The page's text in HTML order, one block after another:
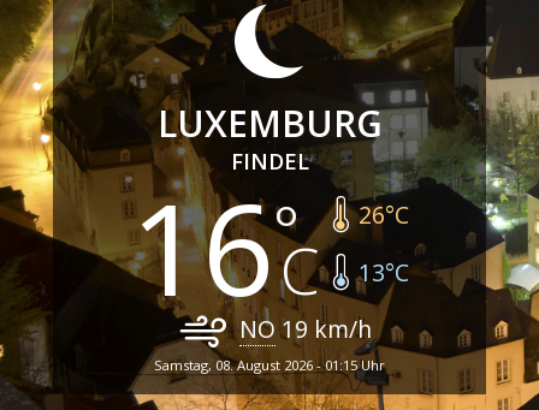
LUXEMBURG
FINDEL
16 26°C
13°C
NO 19 km/h
Samstag, 08. August 2026 - 01:15 Uhr